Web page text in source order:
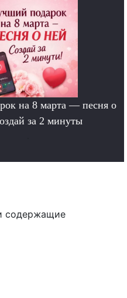
на 8 марта — песня о
за 2 минуты
содержащие